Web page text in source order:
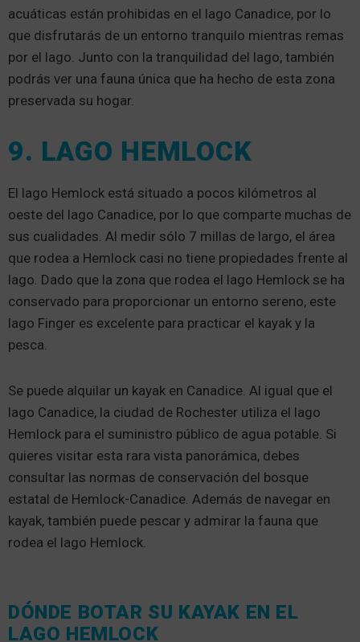
acuáticas están prohibidas en el lago Canadice, por lo
que disfrutarás de un entorno tranquilo mientras remas
por el lago. Junto con la tranquilidad del lago, también
podrás ver una fauna única que ha hecho de esta zona
preservada su hogar.
9. LAGO HEMLOCK
El lago Hemlock está situado a pocos kilómetros al
oeste del lago Canadice, por lo que comparte muchas de
sus cualidades. Al medir sólo 7 millas de largo, el área
que rodea a Hemlock casi no tiene propiedades frente al
lago. Dado que la zona que rodea el lago Hemlock se ha
conservado para proporcionar un entorno sereno, este
lago Finger es excelente para practicar el kayak y la
pesca.
Se puede alquilar un kayak en Canadice. Al igual que el
lago Canadice, la ciudad de Rochester utiliza el lago
Hemlock para el suministro público de agua potable. Si
quieres visitar esta rara vista panorámica, debes
consultar las normas de conservación del bosque
estatal de Hemlock-Canadice. Además de navegar en
kayak, también puede pescar y admirar la fauna que
rodea el lago Hemlock.
DÓNDE BOTAR SU KAYAK EN EL
LAGO HEMLOCK